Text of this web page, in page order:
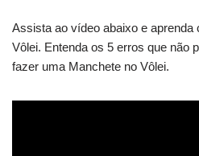
Assista ao vídeo abaixo e
Vôlei. Entenda os 5 erros que não
fazer uma Manchete no Vôlei.